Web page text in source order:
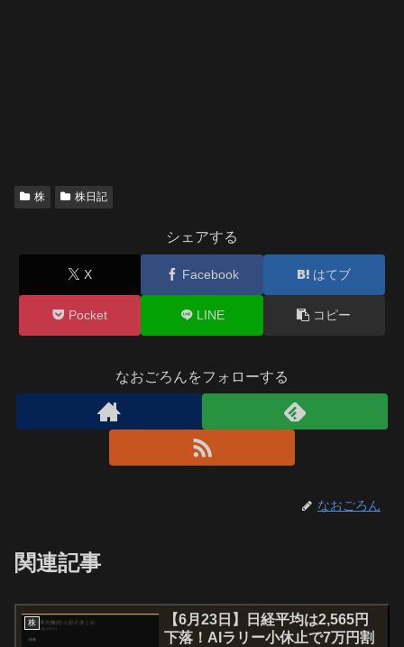
株 株日記
シェアする
X Facebook はてブ
Pocket LINE コピー
なおごろんをフォローする
なおごろん
関連記事
株
【6月23日】日経平均は2,565円
下落！AIラリー小休止で7万円割